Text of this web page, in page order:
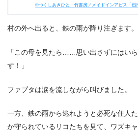
©つくしあきひと・竹書房／メイドインアビス「烈
村の外へ出ると、鉄の雨が降り注ぎます。
「この母を見たら……思い出さずにはい
す！」
ファプタは涙を流しながら叫びました。
一方、鉄の雨から逃れようと必死な住人
か守られているリコたちを見て、ワズキ